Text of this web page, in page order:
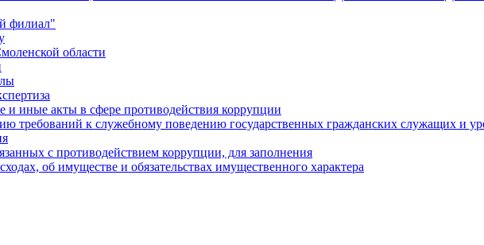
филиал"
области
иные акты в сфере противодействия коррупции
требований к служебному поведению государственных гражданских служащих и
с противодействием коррупции, для заполнения
об имуществе и обязательствах имущественного характера